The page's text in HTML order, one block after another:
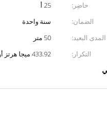
حاضِر:
25 أ
الضمان:
سنة واحدة
المدى البعيد:
50 متر
التكرار:
433.92 ميجا هرتز أو 315 ميجا هرتز